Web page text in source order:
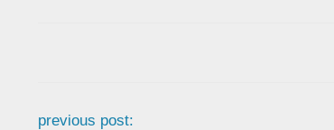
previous post: